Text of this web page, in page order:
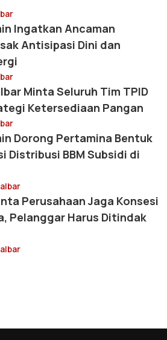
Ingatkan Ancaman
Antisipasi Dini dan
Minta Seluruh Tim TPID
Ketersediaan Pangan
Dorong Pertamina Bentuk
Distribusi BBM Subsidi di
Perusahaan Jaga Konsesi
Pelanggar Harus Ditindak